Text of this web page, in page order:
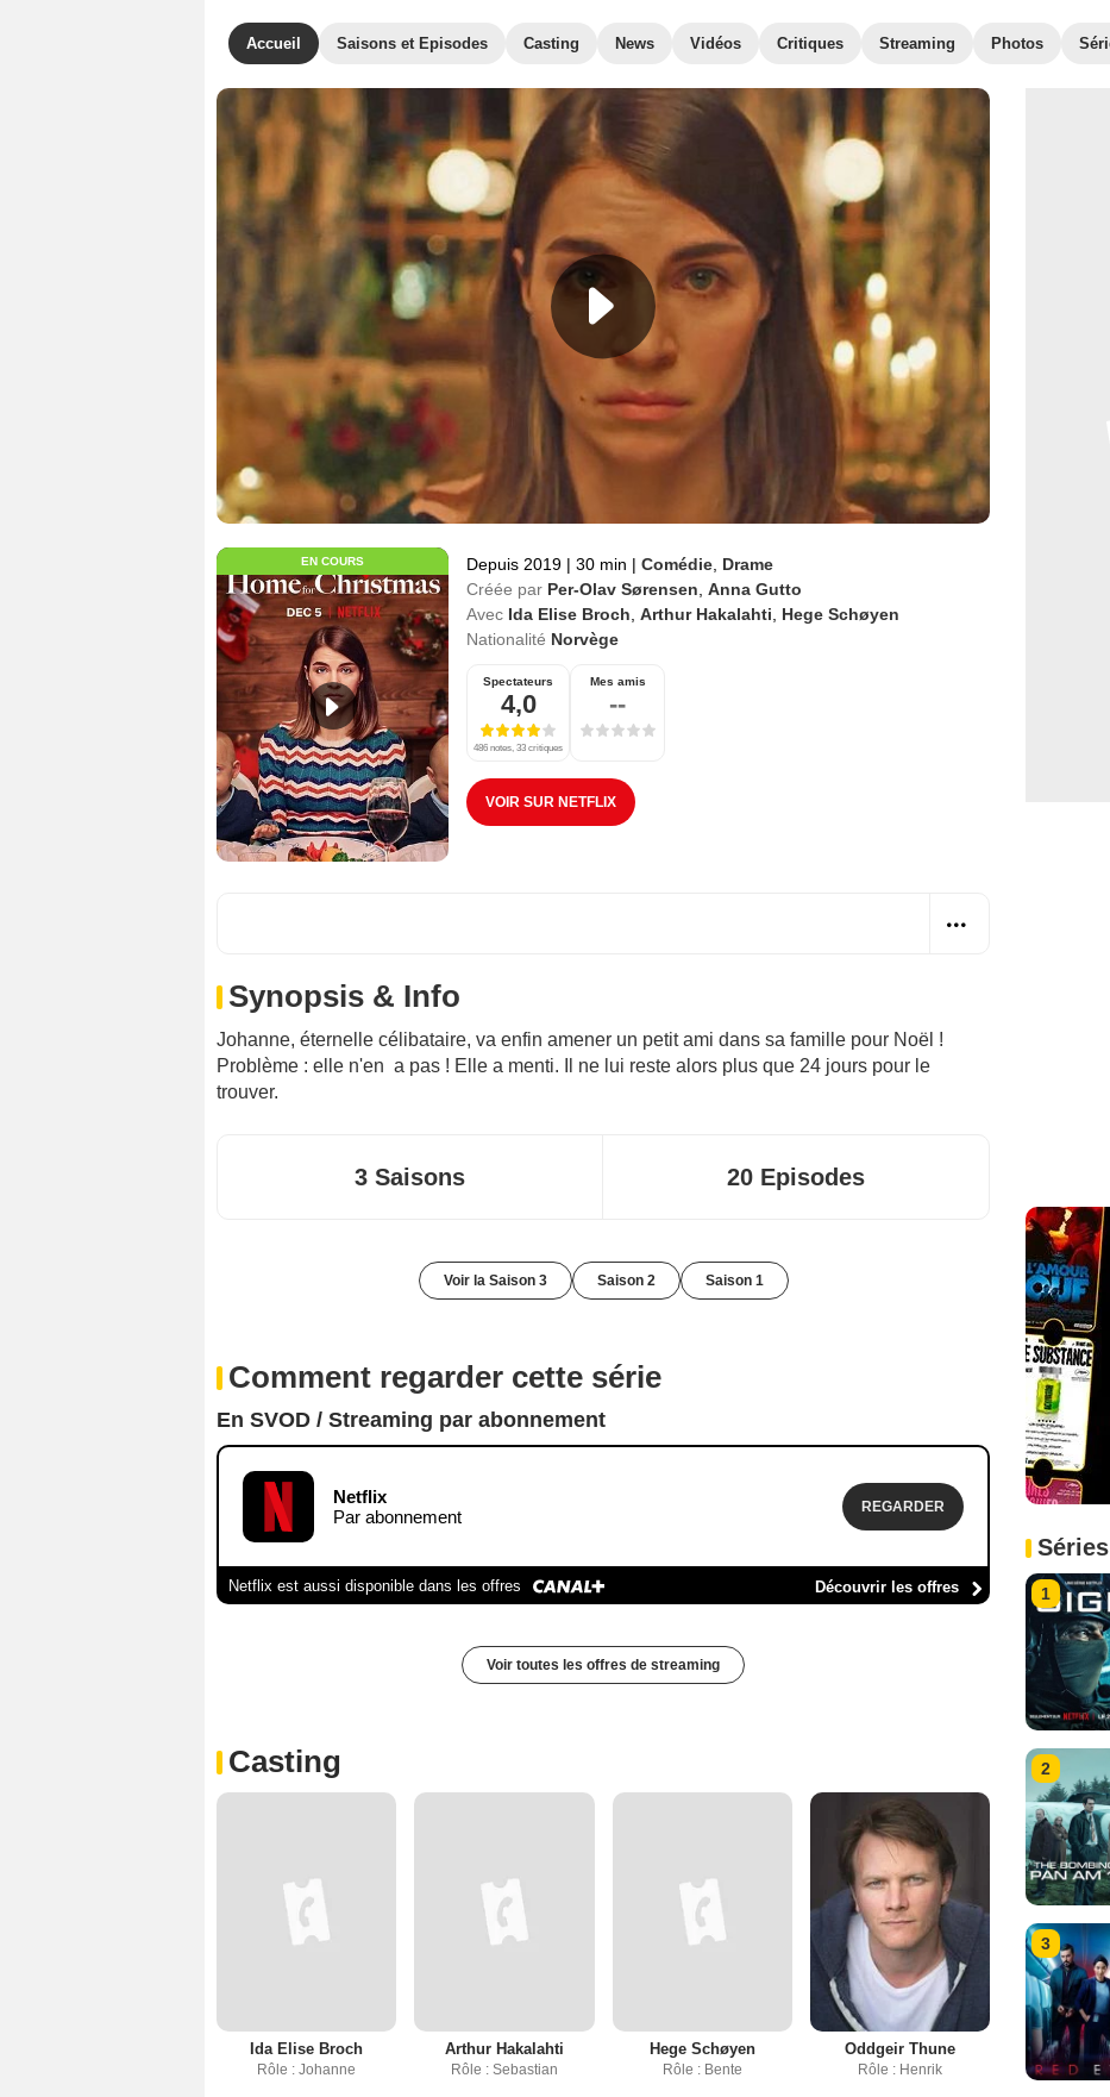
Accueil Saisons et Episodes Casting News Vidéos Critiques Streaming Photos
EN COURS Depuis 2019 | 30 min | Comédie Drame
Créée par Per-Olav Sørensen Anna Gutto
Avec Ida Elise Broch Arthur Hakalahti
Hege Schøyen
Nationalité Norvège
Spectateurs
4,0
486 notes, 33 critiques
Mes amis
--
VOIR SUR NETFLIX
Synopsis & Info
Johanne, éternelle célibataire, va enfin amener un petit ami dans sa famille pour Noël !
Problème : elle n'en a pas ! Elle a menti. Il ne lui reste alors plus que 24 jours pour le
trouver.
3 Saisons 20 Episodes
Voir la Saison 3 Saison 2 Saison 1
Comment regarder cette série
En SVOD / Streaming par abonnement
Netflix
Par abonnement
REGARDER
Netflix est aussi disponible dans les offres Découvrir les offres
Voir toutes les offres de streaming
Casting
Ida Elise Broch
Rôle : Johanne
Arthur Hakalahti
Rôle : Sebastian
Hege Schøyen
Rôle : Bente
Oddgeir Thune
Rôle : Henrik
1
2
3